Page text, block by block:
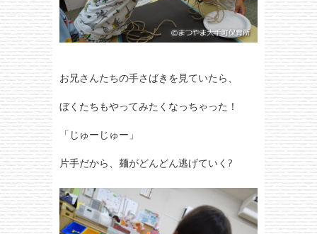
お兄さんたちの手さばきを見ていたら、
ぼくたちもやってみたくなっちゃった！
「じゅーじゅー」
片手だから、麺がどんどん逃げていく?